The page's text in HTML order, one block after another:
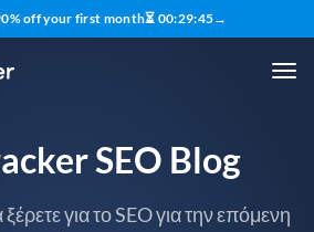
off your first month⏳ 00:29:43→
SEO Blog
για το SEO για την επόμενη